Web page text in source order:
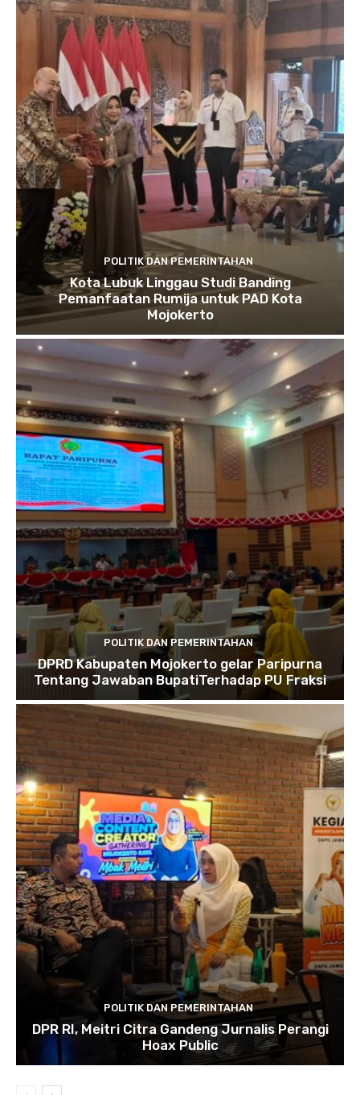
POLITIK DAN PEMERINTAHAN
Kota Lubuk Linggau Studi Banding
Pemanfaatan Rumija untuk PAD Kota
Mojokerto
POLITIK DAN PEMERINTAHAN
DPRD Kabupaten Mojokerto gelar Paripurna
Tentang Jawaban BupatiTerhadap PU Fraksi
POLITIK DAN PEMERINTAHAN
DPR RI, Meitri Citra Gandeng Jurnalis Perangi
Hoax Public